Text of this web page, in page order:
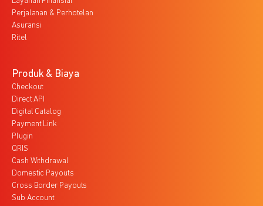
Perjalanan & Perhotelan
Asuransi
Ritel
Produk & Biaya
Checkout
Direct API
Digital Catalog
Payment Link
Plugin
QRIS
Cash Withdrawal
Domestic Payouts
Cross Border Payouts
Sub Account